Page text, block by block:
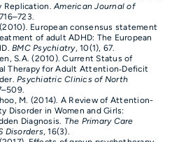
Replication.American Journal of
European consensus statement
of adult ADHD: The European
BMC Psychiatry, 10(1), 67.
S.A. (2010). Current Status of
Therapy for Adult Attention‐Deficit
Psychiatric Clinics of North
M. (2014). A Review of Attention-
Disorder in Women and Girls:
Diagnosis. The Primary Care
Disorders, 16(3).